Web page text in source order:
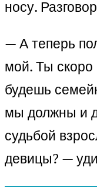
носу.
— А теперь
мой. Ты
будешь
мы должны и
судьбой
девицы? —